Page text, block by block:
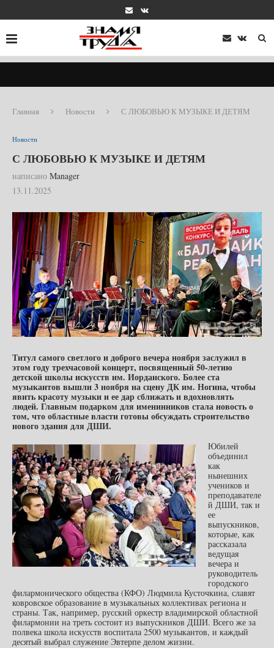
Главная Новости С ЛЮБОВЬЮ К МУЗЫКЕ И ДЕТЯМ
Новости
С ЛЮБОВЬЮ К МУЗЫКЕ И ДЕТЯМ
написано Manager
13.11.2025
Титул самого светлого и доброго вечера ноября заслужил в
этом году трехчасовой концерт, посвященный 50-летию
детской школы искусств им. Иорданского. Более ста
музыкантов вышли 3 ноября на сцену ДК им. Ногина, чтобы
явить красоту музыки и ее дар сближать и вдохновлять
людей. Главным подарком для именинников стала новость о
том, что областные власти готовы обсуждать строительство
нового здания для ДШИ.
Юбилей
объединил
как
нынешних
учеников и
преподавателе
й ДШИ, так и
ее
выпускников,
которые, как
рассказала
ведущая
вечера и
руководитель
городского
филармонического общества (КФО) Людмила Кусточкина, славят
ковровское образование в музыкальных коллективах региона и
страны. Так, например, русский оркестр владимирской областной
филармонии на треть состоит из выпускников ДШИ. Всего же за
полвека школа искусств воспитала 2500 музыкантов, и каждый
десятый выбрал служение Эвтерпе делом жизни.